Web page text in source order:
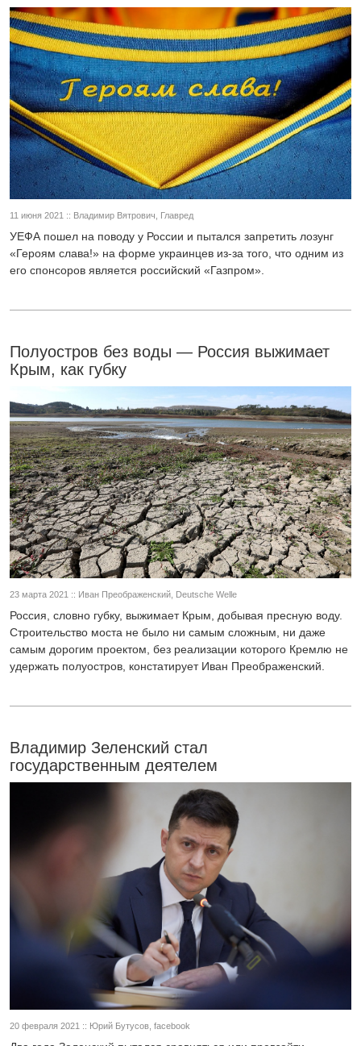
11 июня 2021 :: Владимир Вятрович, Главред
УЕФА пошел на поводу у России и пытался запретить лозунг
«Героям слава!» на форме украинцев из-за того, что одним из
его спонсоров является российский «Газпром».
Полуостров без воды — Россия выжимает
Крым, как губку
23 марта 2021 :: Иван Преображенский, Deutsche Welle
Россия, словно губку, выжимает Крым, добывая пресную воду.
Строительство моста не было ни самым сложным, ни даже
самым дорогим проектом, без реализации которого Кремлю не
удержать полуостров, констатирует Иван Преображенский.
Владимир Зеленский стал
государственным деятелем
20 февраля 2021 :: Юрий Бутусов, facebook